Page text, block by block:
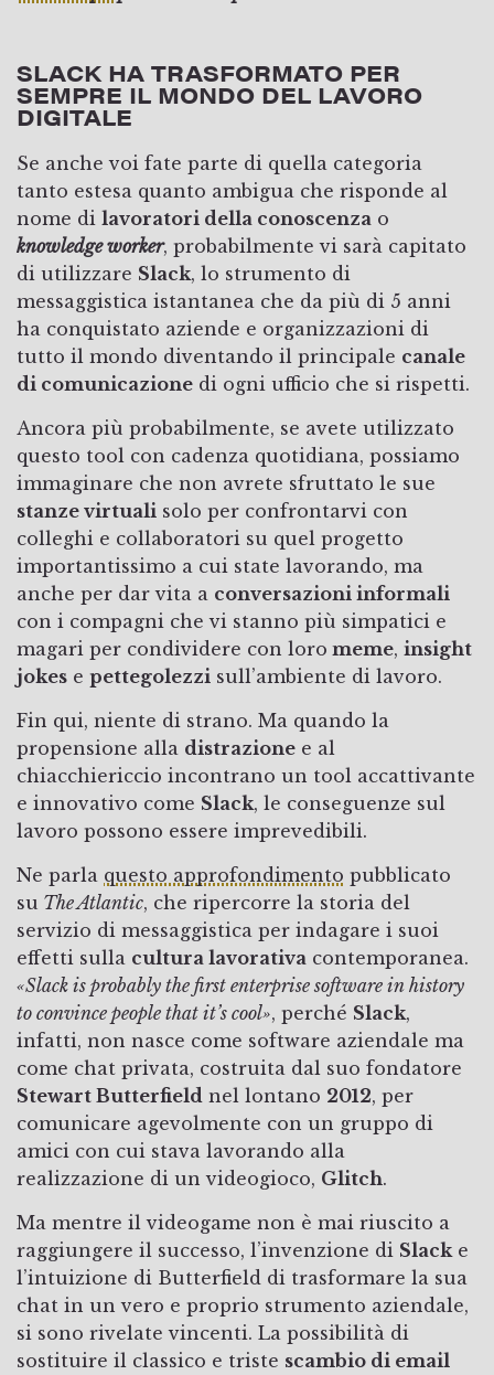
SLACK HA TRASFORMATO PER
SEMPRE IL MONDO DEL LAVORO
DIGITALE
Se anche voi fate parte di quella categoria
tanto estesa quanto ambigua che risponde al
nome di lavoratori della conoscenza o
knowledge worker, probabilmente vi sarà capitato
di utilizzare Slack, lo strumento di
messaggistica istantanea che da più di 5 anni
ha conquistato aziende e organizzazioni di
tutto il mondo diventando il principale canale
di comunicazione di ogni ufficio che si rispetti.
Ancora più probabilmente, se avete utilizzato
questo tool con cadenza quotidiana, possiamo
immaginare che non avrete sfruttato le sue
stanze virtuali solo per confrontarvi con
colleghi e collaboratori su quel progetto
importantissimo a cui state lavorando, ma
anche per dar vita a conversazioni informali
con i compagni che vi stanno più simpatici e
magari per condividere con loro meme, insight
jokes e pettegolezzi sull’ambiente di lavoro.
Fin qui, niente di strano. Ma quando la
propensione alla distrazione e al
chiacchiericcio incontrano un tool accattivante
e innovativo come Slack, le conseguenze sul
lavoro possono essere imprevedibili.
Ne parla questo approfondimento pubblicato
su The Atlantic, che ripercorre la storia del
servizio di messaggistica per indagare i suoi
effetti sulla cultura lavorativa contemporanea.
«Slack is probably the first enterprise software in history
to convince people that it’s cool», perché Slack,
infatti, non nasce come software aziendale ma
come chat privata, costruita dal suo fondatore
Stewart Butterfield nel lontano 2012, per
comunicare agevolmente con un gruppo di
amici con cui stava lavorando alla
realizzazione di un videogioco, Glitch.
Ma mentre il videogame non è mai riuscito a
raggiungere il successo, l’invenzione di Slack e
l’intuizione di Butterfield di trasformare la sua
chat in un vero e proprio strumento aziendale,
si sono rivelate vincenti. La possibilità di
sostituire il classico e triste scambio di email